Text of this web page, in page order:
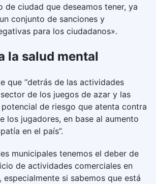
de ciudad que deseamos tener, ya
conjunto de sanciones y
para los ciudadanos».
la salud mental
que “detrás de las actividades
de los juegos de azar y las
de riesgo que atenta contra
los jugadores, en base al aumento
en el país”.
municipales tenemos el deber de
de actividades comerciales en
si sabemos que está